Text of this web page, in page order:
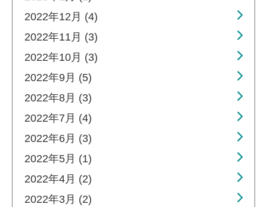
2022年12月 (4)
2022年11月 (3)
2022年10月 (3)
2022年9月 (5)
2022年8月 (3)
2022年7月 (4)
2022年6月 (3)
2022年5月 (1)
2022年4月 (2)
2022年3月 (2)